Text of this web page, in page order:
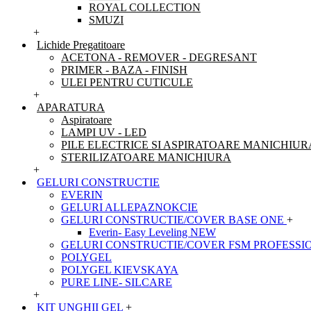
ROYAL COLLECTION
SMUZI
+
Lichide Pregatitoare
ACETONA - REMOVER - DEGRESANT
PRIMER - BAZA - FINISH
ULEI PENTRU CUTICULE
+
APARATURA
Aspiratoare
LAMPI UV - LED
PILE ELECTRICE SI ASPIRATOARE
STERILIZATOARE MANICHIURA
+
GELURI CONSTRUCTIE
EVERIN
GELURI ALLEPAZNOKCIE
GELURI CONSTRUCTIE/COVER BASE ONE +
Everin- Easy Leveling NEW
GELURI CONSTRUCTIE/COVER FSM
POLYGEL
POLYGEL KIEVSKAYA
PURE LINE- SILCARE
+
KIT UNGHII GEL +